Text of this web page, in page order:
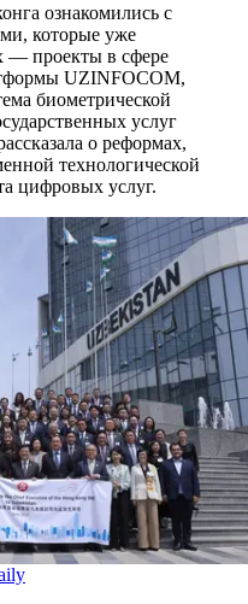
ознакомились с
которые уже
— проекты в сфере
UZINFOCOM,
биометрической
услуг
о реформах,
технологической
цифровых услуг.